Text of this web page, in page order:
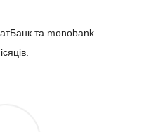
та monobank